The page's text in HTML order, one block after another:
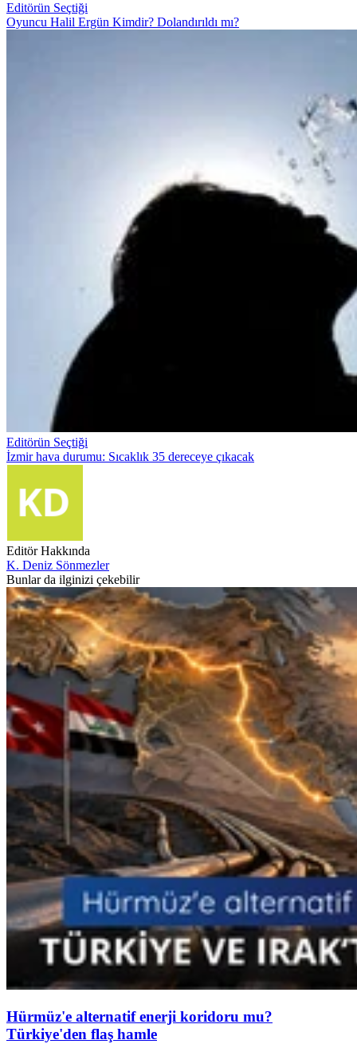
Editörün Seçtiği
Oyuncu Halil Ergün Kimdir? Dolandırıldı mı?
Editörün Seçtiği
İzmir hava durumu: Sıcaklık 35 dereceye çıkacak
Editör Hakkında
K. Deniz Sönmezler
Bunlar da ilginizi çekebilir
Hürmüz'e alternatif enerji koridoru mu?
Türkiye'den flaş hamle